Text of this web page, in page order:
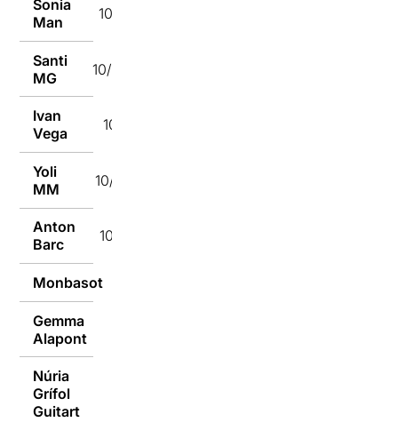
Sonia
Man
10/07/2018
Santi
MG
10/07/2018
Ivan
Vega
10/07/2018
Yoli
MM
10/07/2018
Anton
Barc
10/07/2018
Monbasot
Gemma
Alapont
Núria
Grífol
Guitart